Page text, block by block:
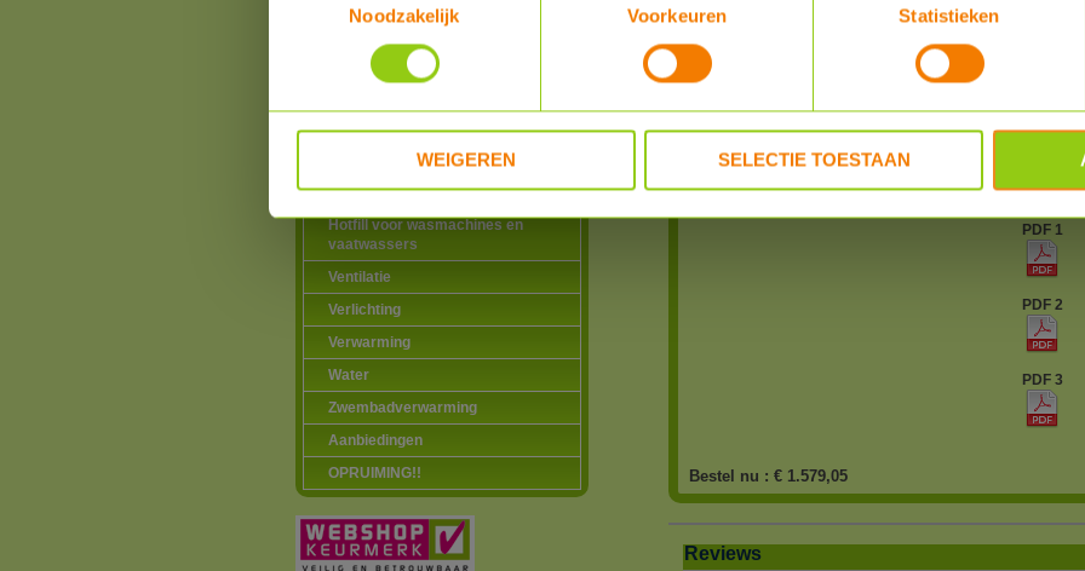
Noodzakelijk
Voorkeuren Statistieken
WEIGEREN SELECTIE TOESTAAN
Zonneboilers voor warmtapwater en
Warmtepompen
Douche warmte-terugwinning
Elektriciteitsproducten
Elektrische vervoermiddelen
Hotfill voor wasmachines en
vaatwassers
Ventilatie
Verlichting
Verwarming
Water
Zwembadverwarming
Aanbiedingen
OPRUIMING!!
Garantie
PDF 1
PDF 2
PDF 3
Bestel nu : € 1.579,05
Reviews